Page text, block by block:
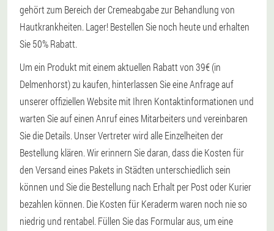
gehört zum Bereich der Cremeabgabe zur Behandlung von
Hautkrankheiten. Lager! Bestellen Sie noch heute und erhalten
Sie 50% Rabatt.
Um ein Produkt mit einem aktuellen Rabatt von 39€ (in
Delmenhorst) zu kaufen, hinterlassen Sie eine Anfrage auf
unserer offiziellen Website mit Ihren Kontaktinformationen und
warten Sie auf einen Anruf eines Mitarbeiters und vereinbaren
Sie die Details. Unser Vertreter wird alle Einzelheiten der
Bestellung klären. Wir erinnern Sie daran, dass die Kosten für
den Versand eines Pakets in Städten unterschiedlich sein
können und Sie die Bestellung nach Erhalt per Post oder Kurier
bezahlen können. Die Kosten für Keraderm waren noch nie so
niedrig und rentabel. Füllen Sie das Formular aus, um eine